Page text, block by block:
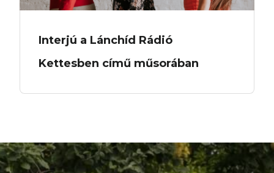
Interjú a Lánchíd Rádió
Kettesben című műsorában